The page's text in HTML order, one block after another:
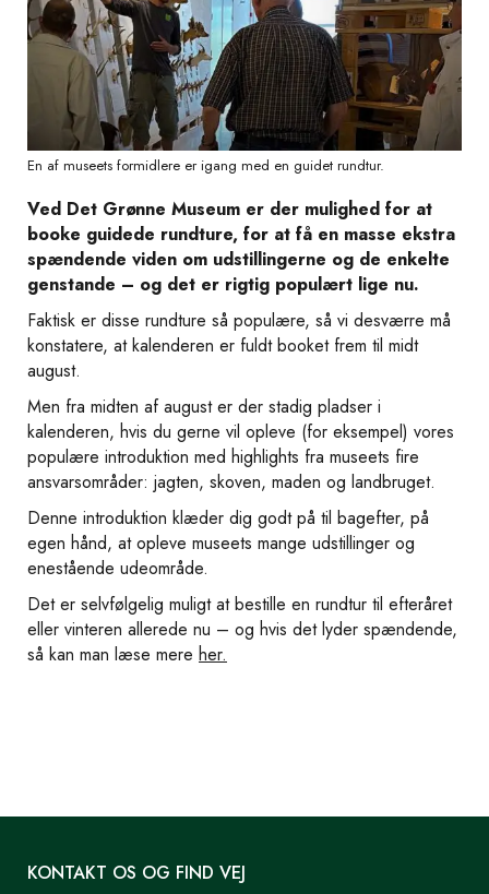
En af museets formidlere er igang med en guidet rundtur.
Ved Det Grønne Museum er der mulighed for at
booke guidede rundture, for at få en masse ekstra
spændende viden om udstillingerne og de enkelte
genstande – og det er rigtig populært lige nu.
Faktisk er disse rundture så populære, så vi desværre må
konstatere, at kalenderen er fuldt booket frem til midt
august.
Men fra midten af august er der stadig pladser i
kalenderen, hvis du gerne vil opleve (for eksempel) vores
populære introduktion med highlights fra museets fire
ansvarsområder: jagten, skoven, maden og landbruget.
Denne introduktion klæder dig godt på til bagefter, på
egen hånd, at opleve museets mange udstillinger og
enestående udeområde.
Det er selvfølgelig muligt at bestille en rundtur til efteråret
eller vinteren allerede nu – og hvis det lyder spændende,
så kan man læse mere her.
KONTAKT OS OG FIND VEJ